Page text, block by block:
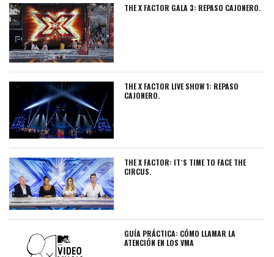
THE X FACTOR GALA 3: REPASO CAJONERO.
THE X FACTOR LIVE SHOW 1: REPASO
CAJONERO.
THE X FACTOR: IT´S TIME TO FACE THE
CIRCUS.
GUÍA PRÁCTICA: CÓMO LLAMAR LA
ATENCIÓN EN LOS VMA